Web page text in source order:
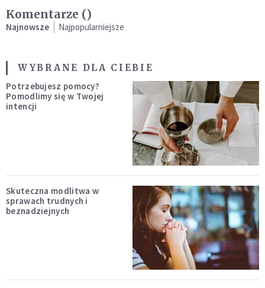
Komentarze ()
Najnowsze Najpopularniejsze
WYBRANE DLA CIEBIE
Potrzebujesz pomocy?
Pomodlimy się w Twojej
intencji
Skuteczna modlitwa w
sprawach trudnych i
beznadziejnych